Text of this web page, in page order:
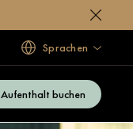
Sprachen
Aufenthalt buchen